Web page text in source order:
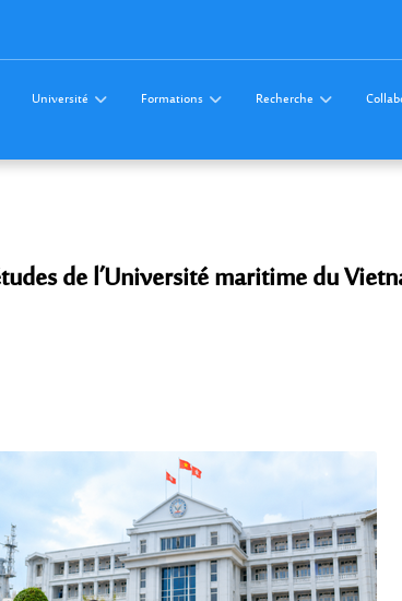
Université Formations Recherche
de l’Université maritime du